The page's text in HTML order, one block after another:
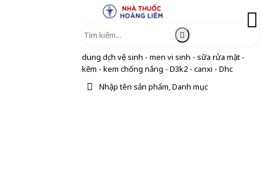
dung dịch vệ sinh - men vi sinh - sữa rửa mặt -
kẽm - kem chống nắng - D3k2 - canxi - Dhc
Nhập tên sản phẩm, Danh mục